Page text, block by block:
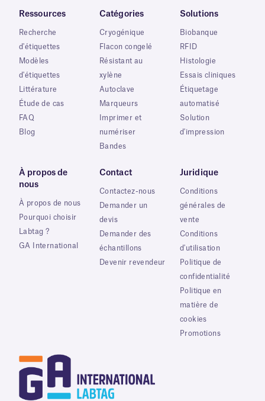
Ressources
Recherche
d'étiquettes
Modèles
d'étiquettes
Littérature
Étude de cas
FAQ
Blog
Catégories
Cryogénique
Flacon congelé
Résistant au
xylène
Autoclave
Marqueurs
Imprimer et
numériser
Bandes
Solutions
Biobanque
RFID
Histologie
Essais cliniques
Étiquetage
automatisé
Solution
d'impression
À propos de
nous
À propos de nous
Pourquoi choisir
Labtag ?
GA International
Contact
Contactez-nous
Demander un
devis
Demander des
échantillons
Devenir revendeur
Juridique
Conditions
générales de
vente
Conditions
d'utilisation
Politique de
confidentialité
Politique en
matière de
cookies
Promotions